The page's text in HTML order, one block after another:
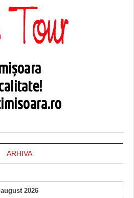
ARHIVA
august 2026